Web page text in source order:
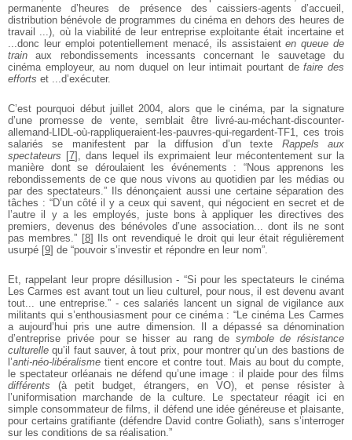
permanente d’heures de présence des caissiers-agents d’accueil,
distribution bénévole de programmes du cinéma en dehors des heures de
travail ...), où la viabilité de leur entreprise exploitante était incertaine et
...donc leur emploi potentiellement menacé, ils assistaienten queue de
train aux rebondissements incessants concernant le sauvetage du
cinéma employeur, au nom duquel on leur intimait pourtant defaire des
efforts et ...d’exécuter.
C’est pourquoi début juillet 2004, alors que le cinéma, par la signature
d’une promesse de vente, semblait être livré-au-méchant-discounter-
allemand-LIDL-où-rappliqueraient-les-pauvres-qui-regardent-TF1, ces trois
salariés se manifestent par la diffusion d’un texte Rappels aux
spectateurs [7] , dans lequel ils exprimaient leur mécontentement sur la
manière dont se déroulaient les événements : “Nous apprenons les
rebondissements de ce que nous vivons au quotidien par les médias ou
par des spectateurs.” Ils dénonçaient aussi une certaine séparation des
tâches : “D’un côté il y a ceux qui savent, qui négocient en secret et de
l’autre il y a les employés, juste bons à appliquer les directives des
premiers, devenus des bénévoles d’une association... dont ils ne sont
pas membres.” [8]
Ils ont revendiqué le droit qui leur était régulièrement
usurpé [9] de “pouvoir s’investir et répondre en leur nom”.
Et, rappelant leur propre désillusion - “Si pour les spectateurs le cinéma
Les Carmes est avant tout un lieu culturel, pour nous, il est devenu avant
tout... une entreprise.” - ces salariés lancent un signal de vigilance aux
militants qui s’enthousiasment pour ce cinéma : “Le cinéma Les Carmes
a aujourd’hui pris une autre dimension. Il a dépassé sa dénomination
d’entreprise privée pour se hisser au rang de symbole de résistance
culturelle qu’il faut sauver, à tout prix, pour montrer qu’un des bastions de
l’anti-néo-libéralisme tient encore et contre tout. Mais au bout du compte,
le spectateur orléanais ne défend qu’une image : il plaide pour des films
différents (à petit budget, étrangers, en VO), et pense résister à
l’uniformisation marchande de la culture. Le spectateur réagit ici en
simple consommateur de films, il défend une idée généreuse et plaisante,
pour certains gratifiante (défendre David contre Goliath), sans s’interroger
sur les conditions de sa réalisation.”